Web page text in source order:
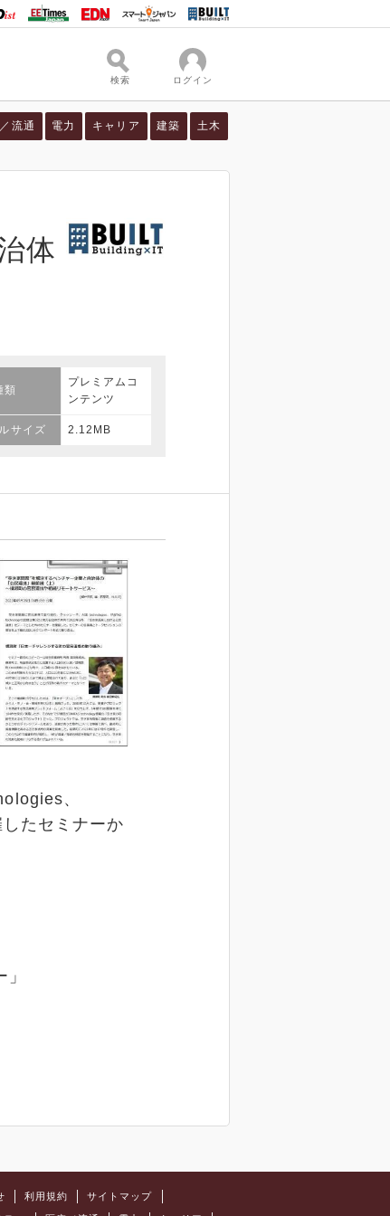
検索 ログイン
流通 電力 キャリア 建築 土木
体
類
プレミアムコ
ンテンツ
サイズ 2.12MB
、
たセミナーか
利用規約 サイトマップ